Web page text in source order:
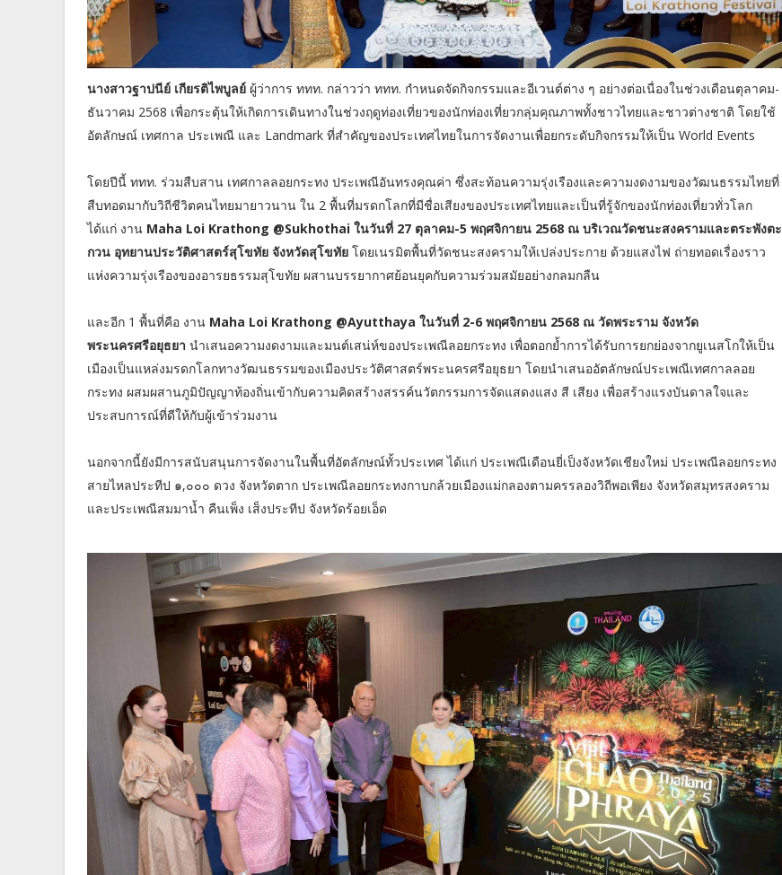
นางสาวฐาปนีย์ เกียรติไพบูลย์ ผู้ว่าการ ททท. กล่าวว่า ททท. กำหนดจัดกิจกรรมและอีเวนต์ต่าง ๆ อย่างต่อเนื่องในช่วงเดือนตุลาคม-
ธันวาคม 2568 เพื่อกระตุ้นให้เกิดการเดินทางในช่วงฤดูท่องเที่ยวของนักท่องเที่ยวกลุ่มคุณภาพทั้งชาวไทยและชาวต่างชาติ โดยใช้
อัตลักษณ์ เทศกาล ประเพณี และ Landmark ที่สำคัญของประเทศไทยในการจัดงานเพื่อยกระดับกิจกรรมให้เป็น World Events
โดยปีนี้ ททท. ร่วมสืบสาน เทศกาลลอยกระทง ประเพณีอันทรงคุณค่า ซึ่งสะท้อนความรุ่งเรืองและความงดงามของวัฒนธรรมไทยที่
สืบทอดมากับวิถีชีวิตคนไทยมายาวนาน ใน 2 พื้นที่มรดกโลกที่มีชื่อเสียงของประเทศไทยและเป็นที่รู้จักของนักท่องเที่ยวทั่วโลก
ได้แก่ งาน Maha Loi Krathong @Sukhothai ในวันที่ 27 ตุลาคม-5 พฤศจิกายน 2568 ณ บริเวณวัดชนะสงครามและตระพังตะ
กวน อุทยานประวัติศาสตร์สุโขทัย จังหวัดสุโขทัย โดยเนรมิตพื้นที่วัดชนะสงครามให้เปล่งประกาย ด้วยแสงไฟ ถ่ายทอดเรื่องราว
แห่งความรุ่งเรืองของอารยธรรมสุโขทัย ผสานบรรยากาศย้อนยุคกับความร่วมสมัยอย่างกลมกลืน
และอีก 1 พื้นที่คือ งาน Maha Loi Krathong @Ayutthaya ในวันที่ 2-6 พฤศจิกายน 2568 ณ วัดพระราม จังหวัด
พระนครศรีอยุธยา นำเสนอความงดงามและมนต์เสน่ห์ของประเพณีลอยกระทง เพื่อตอกย้ำการได้รับการยกย่องจากยูเนสโกให้เป็น
เมืองเป็นแหล่งมรดกโลกทางวัฒนธรรมของเมืองประวัติศาสตร์พระนครศรีอยุธยา โดยนำเสนออัตลักษณ์ประเพณีเทศกาลลอย
กระทง ผสมผสานภูมิปัญญาท้องถิ่นเข้ากับความคิดสร้างสรรค์นวัตกรรมการจัดแสดงแสง สี เสียง เพื่อสร้างแรงบันดาลใจและ
ประสบการณ์ที่ดีให้กับผู้เข้าร่วมงาน
นอกจากนี้ยังมีการสนับสนุนการจัดงานในพื้นที่อัตลักษณ์ทั้วประเทศ ได้แก่ ประเพณีเดือนยี่เป็งจังหวัดเชียงใหม่ ประเพณีลอยกระทง
สายไหลประทีป ๑,๐๐๐ ดวง จังหวัดตาก ประเพณีลอยกระทงกาบกล้วยเมืองแม่กลองตามครรลองวิถีพอเพียง จังหวัดสมุทรสงคราม
และประเพณีสมมาน้ำ คืนเพ็ง เส็งประทีป จังหวัดร้อยเอ็ด